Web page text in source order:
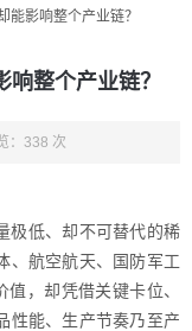
能影响整个产业链？
整个产业链？
：338 次
极低、却不可替代的稀
、航空航天、国防军工
，却凭借关键卡位、
性能、生产节奏乃至产